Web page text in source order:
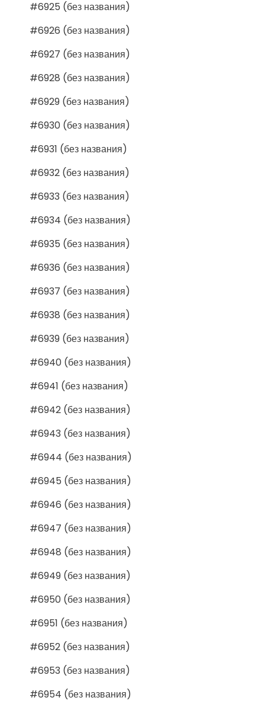
#6925 (без названия)
#6926 (без названия)
#6927 (без названия)
#6928 (без названия)
#6929 (без названия)
#6930 (без названия)
#6931 (без названия)
#6932 (без названия)
#6933 (без названия)
#6934 (без названия)
#6935 (без названия)
#6936 (без названия)
#6937 (без названия)
#6938 (без названия)
#6939 (без названия)
#6940 (без названия)
#6941 (без названия)
#6942 (без названия)
#6943 (без названия)
#6944 (без названия)
#6945 (без названия)
#6946 (без названия)
#6947 (без названия)
#6948 (без названия)
#6949 (без названия)
#6950 (без названия)
#6951 (без названия)
#6952 (без названия)
#6953 (без названия)
#6954 (без названия)